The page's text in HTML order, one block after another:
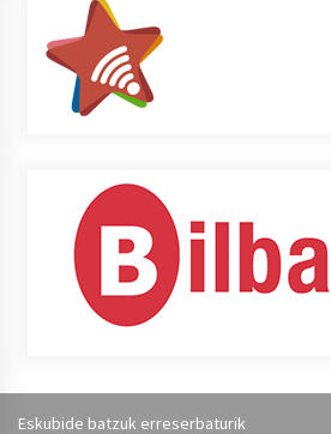
Eskubide batzuk erreserbaturik